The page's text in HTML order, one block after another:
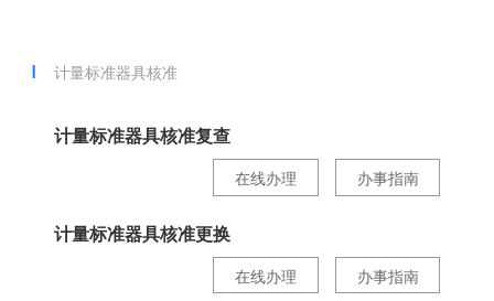
计量标准器具核准
计量标准器具核准复查
办事指南
在线办理
计量标准器具核准更换
办事指南
在线办理